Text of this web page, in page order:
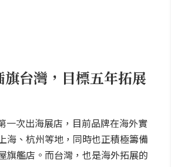
台灣，目標五年拓展
一次出海展店，目前品牌在海外實
海、杭州等地，同時也正積極籌備
旗艦店。而台灣，也是海外拓展的